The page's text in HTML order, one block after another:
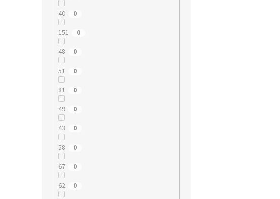
40 0
151 0
48 0
51 0
81 0
49 0
43 0
58 0
67 0
62 0